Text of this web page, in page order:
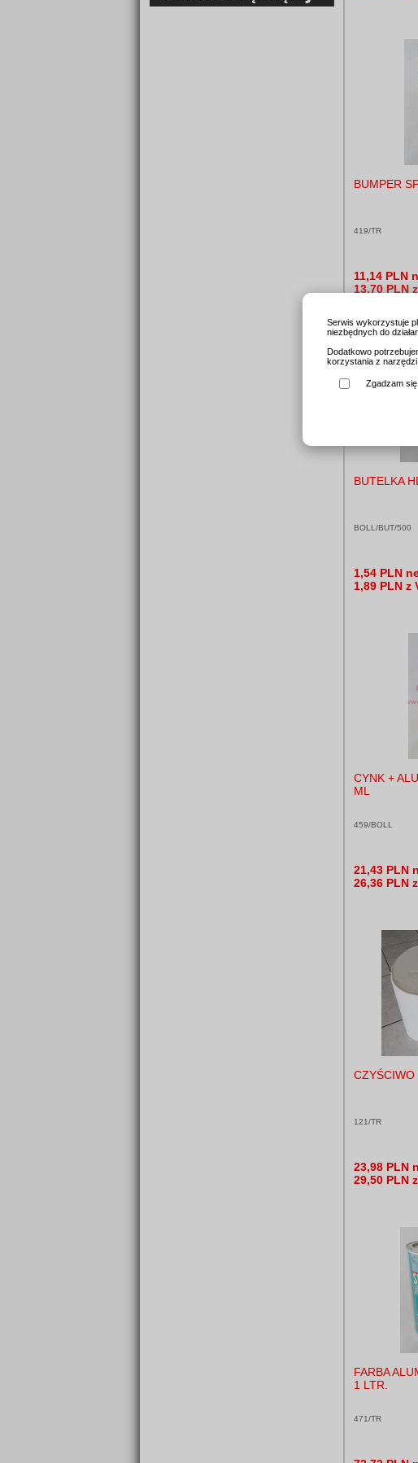
Serwis wykorzystuje
niezbędnych do
Dodatkowo
korzystania z
Zgadzam
BUMPER
419/TR
11,14 PLN
13,70 PLN
BUTELKA
BOLL/BUT/500
1,54 PLN
1,89 PLN z
CYNK +
ML
459/BOLL
21,43 PLN
26,36 PLN
CZYŚCIWO
121/TR
23,98 PLN
29,50 PLN
FARBA
1 LTR.
471/TR